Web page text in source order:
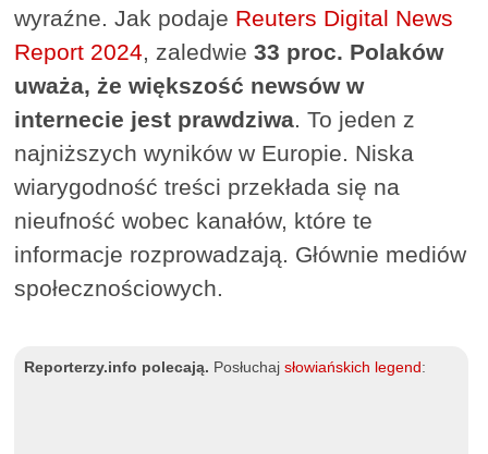
wyraźne. Jak podaje Reuters Digital News
Report 2024, zaledwie33 proc. Polaków
uważa, że większość newsów w
internecie jest prawdziwa. To jeden z
najniższych wyników w Europie. Niska
wiarygodność treści przekłada się na
nieufność wobec kanałów, które te
informacje rozprowadzają. Głównie mediów
społecznościowych.
Reporterzy.info polecają. Posłuchajsłowiańskich legend :